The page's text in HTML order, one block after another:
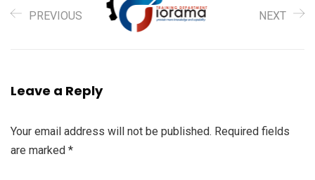
PREVIOUS NEXT
Leave a Reply
Your email address will not be published. Required fields
are marked *